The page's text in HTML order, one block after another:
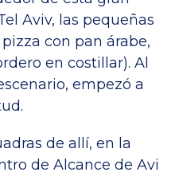
Aviv, las pequeñas
con pan árabe,
en costillar). Al
empezó a
de allí, en la
de Alcance de Avi